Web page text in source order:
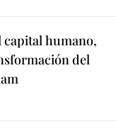
capital humano,
del